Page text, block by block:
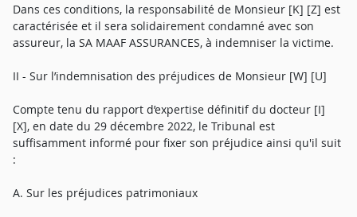
Dans ces conditions, la responsabilité de Monsieur [K] [Z] est
caractérisée et il sera solidairement condamné avec son
assureur, la SA MAAF ASSURANCES, à indemniser la victime.
II - Sur l’indemnisation des préjudices de Monsieur [W] [U]
Compte tenu du rapport d’expertise définitif du docteur [I]
[X], en date du 29 décembre 2022, le Tribunal est
suffisamment informé pour fixer son préjudice ainsi qu'il suit
:
A. Sur les préjudices patrimoniaux